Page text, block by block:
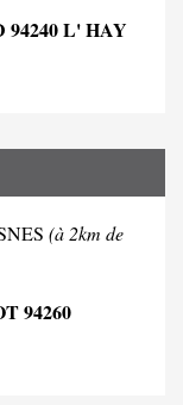
94240 L' HAY
(à 2km de
94260